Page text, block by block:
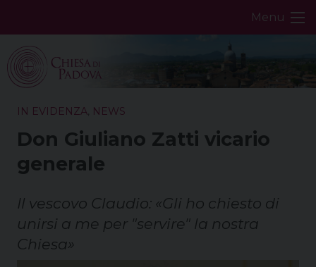
Menu
IN EVIDENZA NEWS
Don Giuliano Zatti vicario
generale
Il vescovo Claudio: «Gli ho chiesto di
unirsi a me per "servire" la nostra
Chiesa»